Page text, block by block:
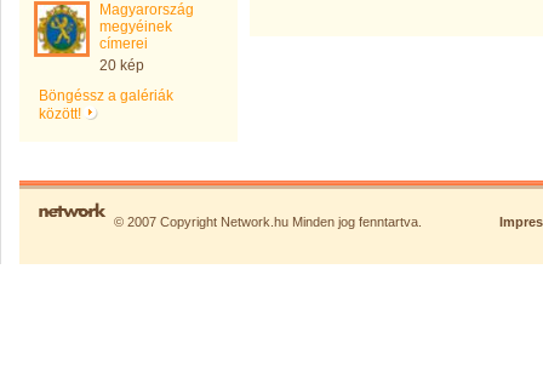
Magyarország
megyéinek
címerei
20 kép
Böngéssz a galériák
között!
© 2007 Copyright Network.hu Minden jog fenntartva.